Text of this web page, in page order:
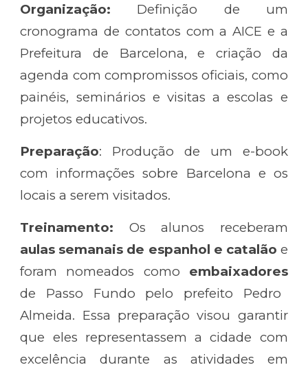
Organização: Definição de um
cronograma de contatos com a AICE e a
Prefeitura de Barcelona, e criação da
agenda com compromissos oficiais, como
painéis, seminários e visitas a escolas e
projetos educativos.
Preparação: Produção de um e-book
com informações sobre Barcelona e os
locais a serem visitados.
Treinamento: Os alunos receberam
aulas semanais de espanhol e catalão e
foram nomeados como embaixadores
de Passo Fundo pelo prefeito Pedro
Almeida. Essa preparação visou garantir
que eles representassem a cidade com
excelência durante as atividades em